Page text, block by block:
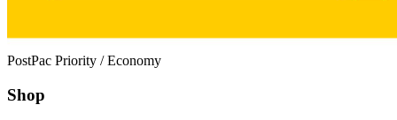
PostPac Priority / Economy
Shop